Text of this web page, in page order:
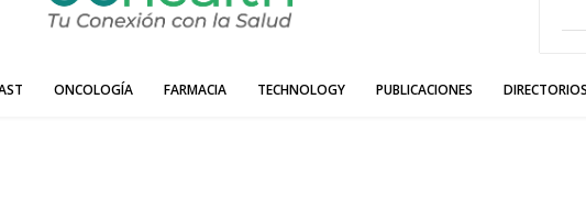
ONCOLOGÍA FARMACIA TECHNOLOGY PUBLICACIONES DIRECTORIOS